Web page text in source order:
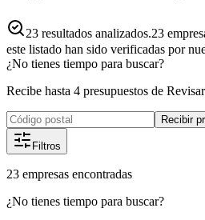
23 resultados analizados.23
este listado han sido verificadas por
¿No tienes tiempo para buscar?
Recibe hasta 4 presupuestos de
Recibir
Filtros
23 empresas encontradas
¿No tienes tiempo para buscar?